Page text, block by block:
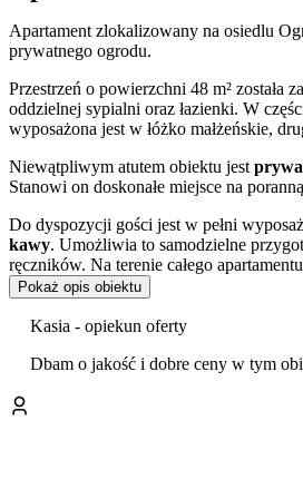
Apartament zlokalizowany na osiedlu
prywatnego ogrodu.
Przestrzeń o powierzchni 48 m² została
oddzielnej sypialni oraz łazienki. W
wyposażona jest w łóżko małżeńskie,
Niewątpliwym atutem obiektu jest
Stanowi on doskonałe miejsce na
Do dyspozycji gości jest w pełni
kawy. Umożliwia to samodzielne
ręczników. Na terenie całego
Obiekt akceptuje pobyt ze zwierzętami
Apartament znajduje się w dobrze
kolejowa Gdańsk Osowa o 1,5 km. W
W bliskim sąsiedztwie obiektu położone
Pokaż opis obiektu
Kasia - opiekun oferty
Dbam o jakość i dobre ceny w tym